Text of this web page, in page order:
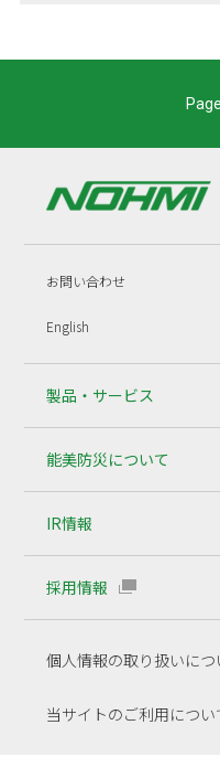
Page
お問い合わせ
English
製品・サービス
能美防災について
IR情報
採用情報
個人情報の取り扱いにつ
当サイトのご利用につい